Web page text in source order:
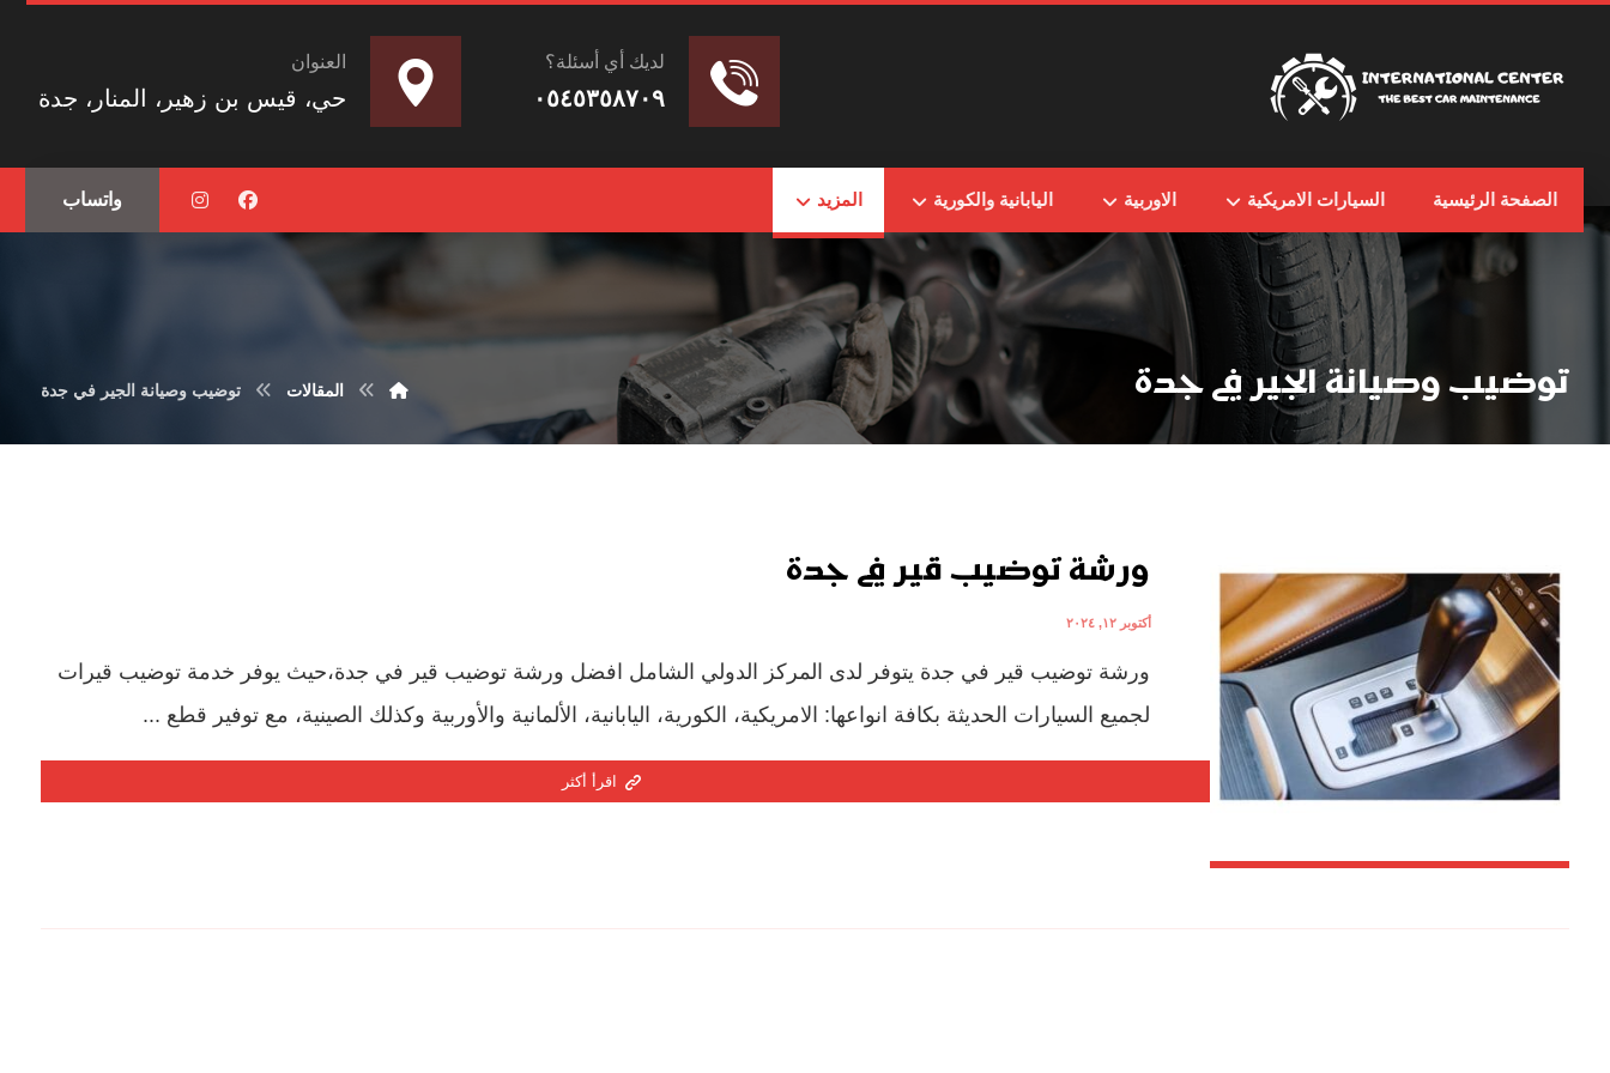
العنوان
حي، قيس بن زهير، المنار، جدة
لديك أي أسئلة؟
٠٥٤٥٣٥٨٧٠٩
الصفحة الرئيسية السيارات الامريكية الاوربية اليابانية والكورية المزيد واتساب
توضيب وصيانة الجير في جدة المقالات توضيب وصيانة الجير في جدة
ورشة توضيب قير في جدة
أكتوبر ١٢, ٢٠٢٤
ورشة توضيب قير في جدة يتوفر لدى المركز الدولي الشامل افضل ورشة توضيب قير في جدة،حيث يوفر خدمة توضيب قيرات
لجميع السيارات الحديثة بكافة انواعها: الامريكية، الكورية، اليابانية، الألمانية والأوربية وكذلك الصينية، مع توفير قطع ...
اقرأ أكثر